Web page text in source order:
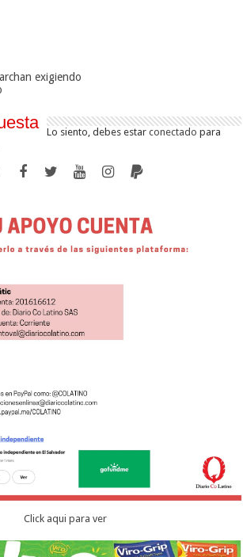
exigiendo
Lo siento, debes estarconectado para
Click aqui para ver